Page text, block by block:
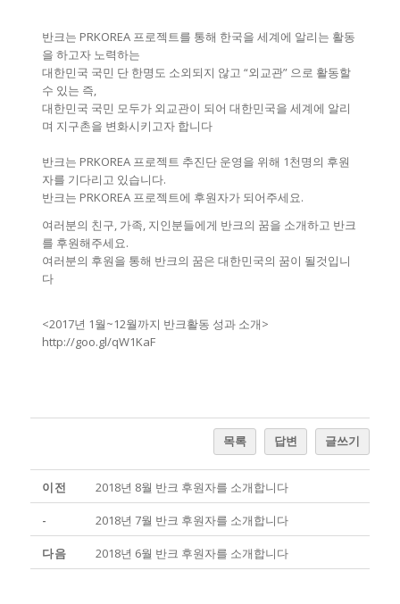
반크는 PRKOREA 프로젝트를 통해 한국을 세계에 알리는 활동
을 하고자 노력하는
대한민국 국민 단 한명도 소외되지 않고 “외교관” 으로 활동할
수 있는 즉,
대한민국 국민 모두가 외교관이 되어 대한민국을 세계에 알리
며 지구촌을 변화시키고자 합니다
반크는 PRKOREA 프로젝트 추진단 운영을 위해 1천명의 후원
자를 기다리고 있습니다.
반크는 PRKOREA 프로젝트에 후원자가 되어주세요.
여러분의 친구, 가족, 지인분들에게 반크의 꿈을 소개하고 반크
를 후원해주세요.
여러분의 후원을 통해 반크의 꿈은 대한민국의 꿈이 될것입니
다
<2017년 1월~12월까지 반크활동 성과 소개>
http://goo.gl/qW1KaF
목록 답변 글쓰기
이전 2018년 8월 반크 후원자를 소개합니다
- 2018년 7월 반크 후원자를 소개합니다
다음 2018년 6월 반크 후원자를 소개합니다